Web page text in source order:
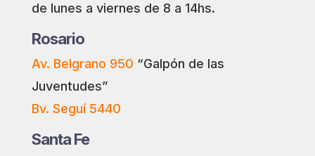
de lunes a viernes de 8 a 14hs.
Rosario
Av. Belgrano 950 “Galpón de las
Juventudes”
Bv. Seguí 5440
Santa Fe